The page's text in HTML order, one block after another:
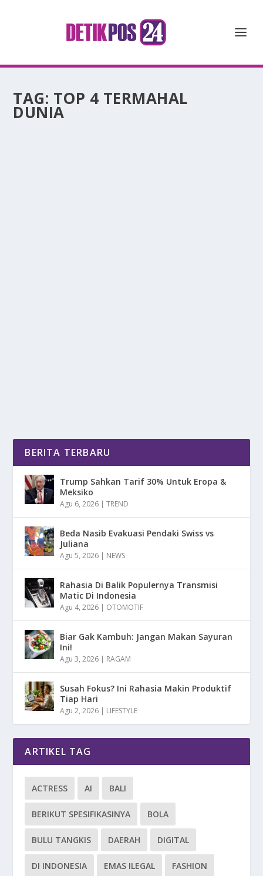
TAG: TOP 4 TERMAHAL
DUNIA
BERITA TERBARU
Trump Sahkan Tarif 30% Untuk Eropa &
Meksiko
Agu 6, 2026 |TREND
Beda Nasib Evakuasi Pendaki Swiss vs
Juliana
Agu 5, 2026 | NEWS
Rahasia Di Balik Populernya Transmisi
Matic Di Indonesia
Agu 4, 2026 | OTOMOTIF
Biar Gak Kambuh: Jangan Makan Sayuran
Ini!
Agu 3, 2026 | RAGAM
Susah Fokus? Ini Rahasia Makin Produktif
Tiap Hari
Agu 2, 2026 | LIFESTYLE
ARTIKEL TAG
ACTRESS AI BALI
BERIKUT SPESIFIKASINYA BOLA
BULU TANGKIS DAERAH DIGITAL
DI INDONESIA EMAS ILEGAL FASHION